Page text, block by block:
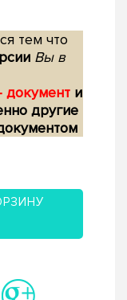
тем что
Вы в
документ и
другие